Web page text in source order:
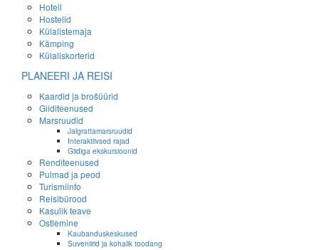
Hotell
Hostelid
Külalistemaja
Kämping
Külaliskorterid
PLANEERI JA REISI
Kaardid ja brošüürid
Giiditeenused
Marsruudid
Jalgrattamarsruudid
Interaktiivsed rajad
Giidiga ekskursioonid
Renditeenused
Pulmad ja peod
Turismiinfo
Reisibürood
Kasulik teave
Ostlemine
Kaubanduskeskused
Suveniirid ja kohalik toodang